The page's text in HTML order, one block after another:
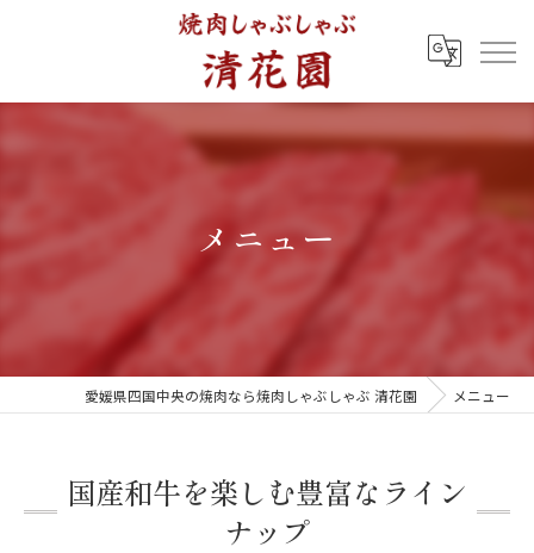
メニュー
愛媛県四国中央の焼肉なら焼肉しゃぶしゃぶ 清花園 メニュー
国産和牛を楽しむ豊富なライン
ナップ